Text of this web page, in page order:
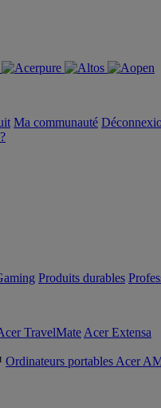
Ma communauté
Produits durables
TravelMate Acer Extensa
Ordinateurs portables Acer